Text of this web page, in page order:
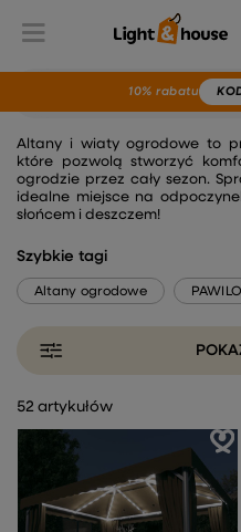
10% rabatu
ALTANY I WIATY
Altany i wiaty ogrodowe to
które pozwolą stworzyć
ogrodzie przez cały sezon.
idealne miejsce na
słońcem i deszczem!
Szybkie tagi
Altany ogrodowe
52 artykułów